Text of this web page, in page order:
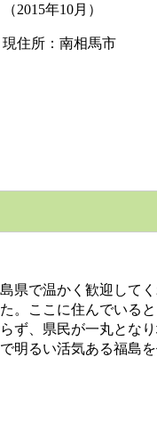
（2015年10月）
現住所：南相馬市
で温かく歓迎して
。ここに住んでいる
ず、県民が一丸とな
明るい活気ある福島を